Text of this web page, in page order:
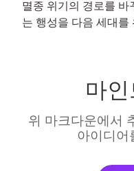
멸종 위기의 경로를 바
는 행성을 다음 세대를
마
위 마크다운에서
아이디어